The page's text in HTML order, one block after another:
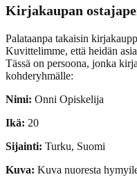
Kirjakaupan
Palataanpa takaisin
Kuvittelimme, että heidän
Tässä on persoona, jonka
kohderyhmälle:
Nimi: Onni Opiskelija
Ikä: 20
Sijainti: Turku, Suomi
Kuva: Kuva nuoresta